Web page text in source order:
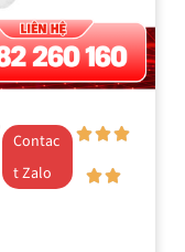
Contac
t Zalo